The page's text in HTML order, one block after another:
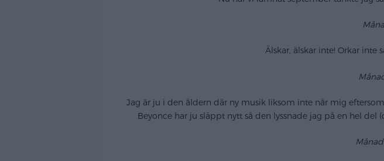
Älskar, älskar inte! Orkar
Jag är ju i den åldern där ny musik liksom inte når mig
Beyonce har ju släppt nytt så den lyssnade jag på en hel